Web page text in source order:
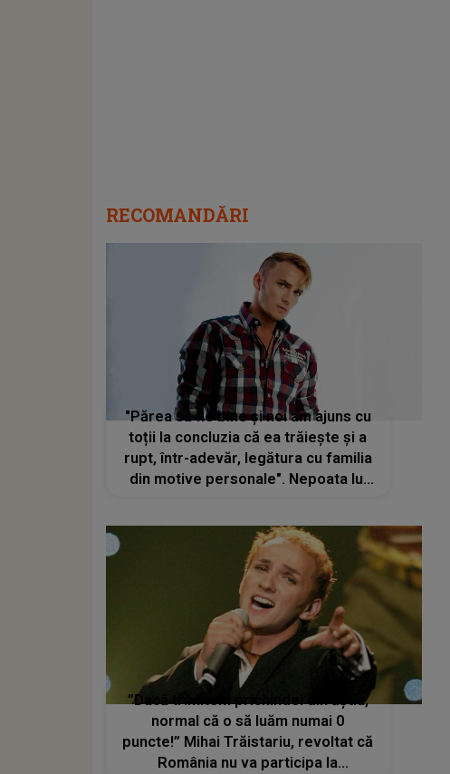
RECOMANDĂRI
"Părea să fie bine și noi am ajuns cu
toții la concluzia că ea trăiește și a
rupt, într-adevăr, legătura cu familia
din motive personale". Nepoata lui
știa nimic despre ea
”Dacă trimitem prichindei din ăștia,
normal că o să luăm numai 0
puncte!” Mihai Trăistariu, revoltat că
România nu va participa la